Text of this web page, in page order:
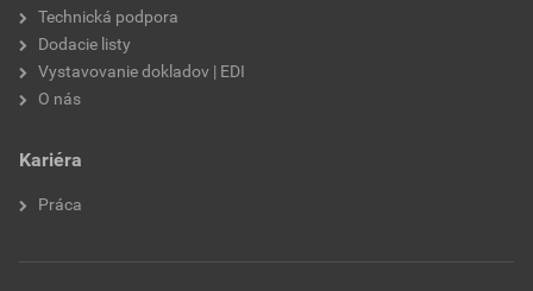
použitie
Technická podpora
Dodacie listy
Vystavovanie dokladov | EDI
O nás
Kariéra
Práca